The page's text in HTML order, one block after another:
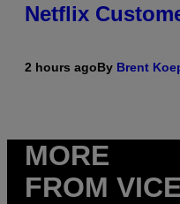
Netflix
2 hours agoBy Brent
MORE
FROM VICE